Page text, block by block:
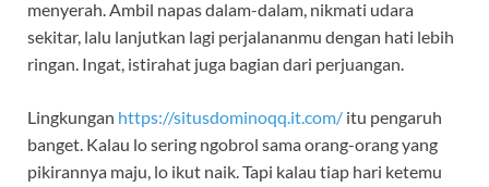
menyerah. Ambil napas dalam-dalam, nikmati udara
sekitar, lalu lanjutkan lagi perjalananmu dengan hati lebih
ringan. Ingat, istirahat juga bagian dari perjuangan.
Lingkungan https://situsdominoqq.it.com/ itu pengaruh
banget. Kalau lo sering ngobrol sama orang-orang yang
pikirannya maju, lo ikut naik. Tapi kalau tiap hari ketemu